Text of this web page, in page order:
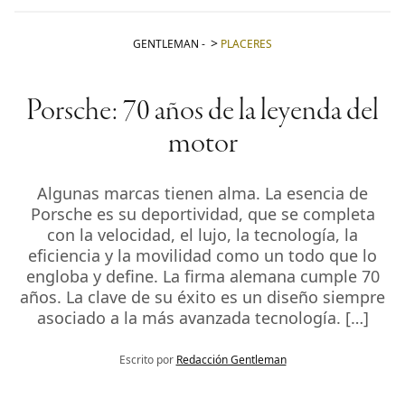
GENTLEMAN - PLACERES
Porsche: 70 años de la leyenda del
motor
Algunas marcas tienen alma. La esencia de
Porsche es su deportividad, que se completa
con la velocidad, el lujo, la tecnología, la
eficiencia y la movilidad como un todo que lo
engloba y define. La firma alemana cumple 70
años. La clave de su éxito es un diseño siempre
asociado a la más avanzada tecnología. […]
Escrito por Redacción Gentleman